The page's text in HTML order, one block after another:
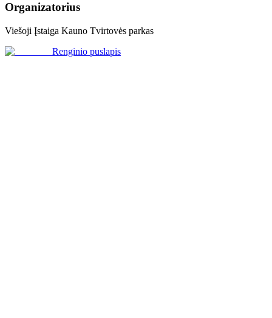
Organizatorius
Viešoji Įstaiga Kauno Tvirtovės parkas
Renginio puslapis